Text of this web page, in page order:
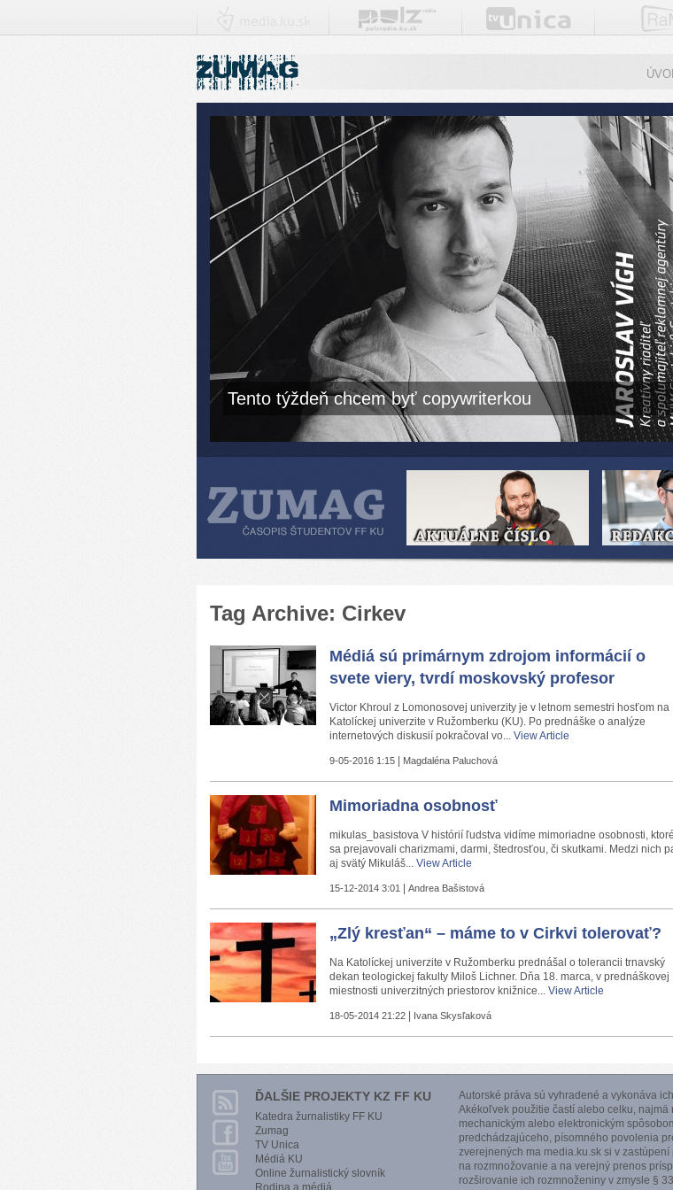
Tento týždeň chcem byť copywriterkou
Tag Archive: Cirkev
Médiá sú primárnym zdrojom informácií o
svete viery, tvrdí moskovský profesor
Victor Khroul z Lomonosovej univerzity je v letnom semestri hosťom na
Katolíckej univerzite v Ružomberku (KU). Po prednáške o analýze
internetových diskusií pokračoval vo... View Article
9-05-2016 1:15 Magdaléna Paluchová
Mimoriadna osobnosť
mikulas_basistova V histórií ľudstva vidíme mimoriadne osobnosti, ktoré
sa prejavovali charizmami, darmi, štedrosťou, či skutkami. Medzi nich
aj svätý Mikuláš... View Article
15-12-2014 3:01 Andrea Bašistová
„Zlý kresťan“ – máme to v Cirkvi tolerovať?
Na Katolíckej univerzite v Ružomberku prednášal o tolerancii trnavský
dekan teologickej fakulty Miloš Lichner. Dňa 18. marca, v prednáškovej
miestnosti univerzitných priestorov knižnice... View Article
18-05-2014 21:22 Ivana Skysľaková
ĎALŠIE PROJEKTY KZ FF KU
Katedra žurnalistiky FF KU
Zumag
TV Unica
Médiá KU
Online žurnalistický slovník
Rodina a médiá
Autorské práva sú vyhradené a vykonáva
Akékoľvek použitie častí alebo celku,
mechanickým alebo elektronickým
predchádzajúceho, písomného povolenia
zverejnených ma media.ku.sk si v
na rozmnožovanie a na verejný prenos
rozširovanie ich rozmnoženiny v zmysle §